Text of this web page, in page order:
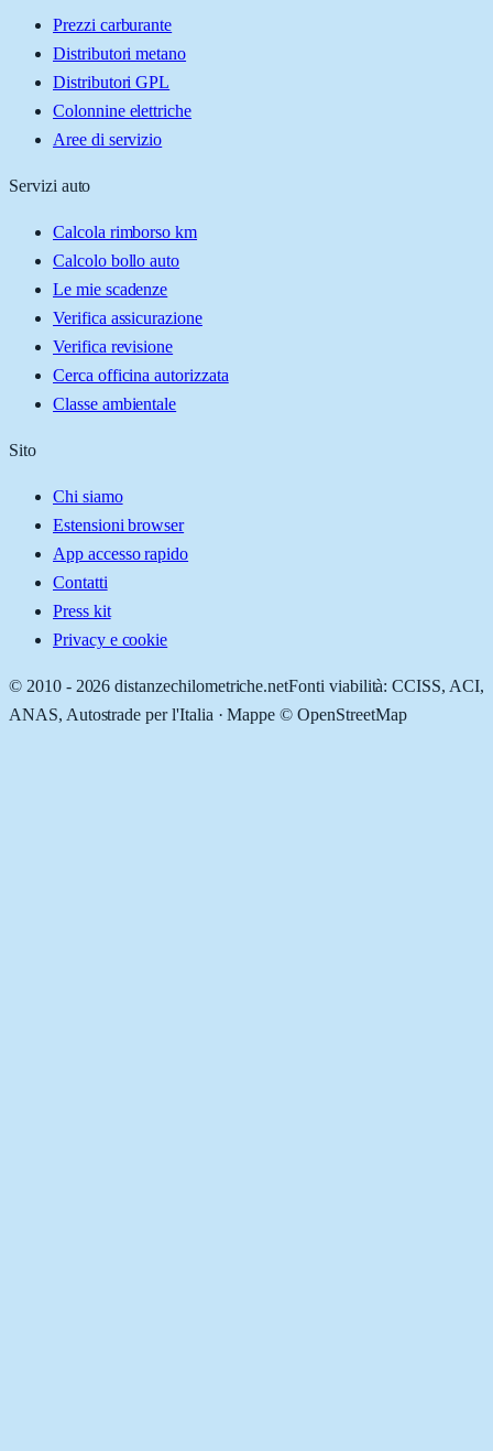
Prezzi carburante
Distributori metano
Distributori GPL
Colonnine elettriche
Aree di servizio
Servizi auto
Calcola rimborso km
Calcolo bollo auto
Le mie scadenze
Verifica assicurazione
Verifica revisione
Cerca officina autorizzata
Classe ambientale
Sito
Chi siamo
Estensioni browser
App accesso rapido
Contatti
Press kit
Privacy e cookie
© 2010 - 2026 distanzechilometriche.netFonti viabilità: CCISS, ACI,
ANAS, Autostrade per l'Italia · Mappe © OpenStreetMap